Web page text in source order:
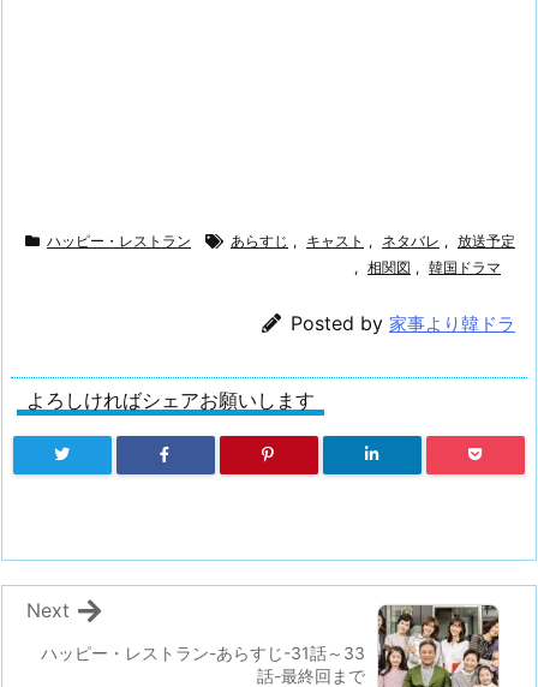
ハッピー・レストラン あらすじ , キャスト , ネタバレ , 放送予定
, 相関図 , 韓国ドラマ
Posted by 家事より韓ドラ
よろしければシェアお願いします
ハッピー・レストラン-あらすじ-31話～33
話-最終回まで
Next